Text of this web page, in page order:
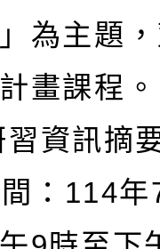
為主題
畫課程。
資訊摘
：114年